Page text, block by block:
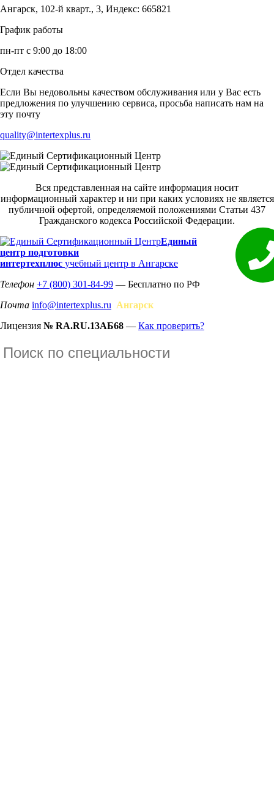
Ангарск, 102-й кварт., 3, Индекс: 665821
График работы
пн-пт с 9:00 до 18:00
Отдел качества
Если Вы недовольны качеством обслуживания или у Вас есть
предложения по улучшению сервиса, просьба написать нам на
эту почту
quality@intertexplus.ru
Вся представленная на сайте информация носит
информационный характер и ни при каких условиях не является
публичной офертой, определяемой положениями Статьи 437
Гражданского кодекса Российской Федерации.
Единый
центр подготовки
интертехплюс учебный центр в Ангарске
Телефон +7 (800) 301-84-99 — Бесплатно по РФ
Почта info@intertexplus.ru Ангарск
Лицензия № RA.RU.13АБ68 — Как проверить?